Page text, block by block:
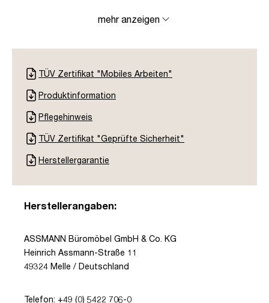
mehr anzeigen
TÜV Zertifikat "Mobiles Arbeiten"
Produktinformation
Pflegehinweis
TÜV Zertifikat "Geprüfte Sicherheit"
Herstellergarantie
Herstellerangaben:
ASSMANN Büromöbel GmbH & Co. KG
Heinrich Assmann-Straße 11
49324 Melle / Deutschland
Telefon: +49 (0) 5422 706-0